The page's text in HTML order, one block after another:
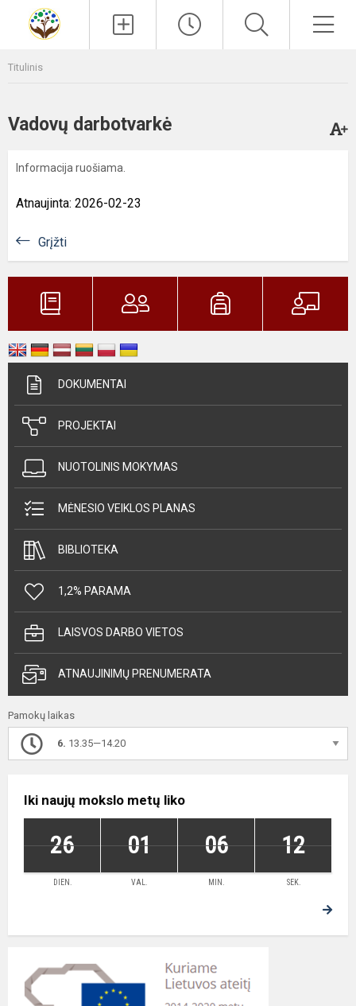
Titulinis
Vadovų darbotvarkė
Informacija ruošiama.
Atnaujinta: 2026-02-23
Grįžti
DOKUMENTAI
PROJEKTAI
NUOTOLINIS MOKYMAS
MĖNESIO VEIKLOS PLANAS
BIBLIOTEKA
1,2% PARAMA
LAISVOS DARBO VIETOS
ATNAUJINIMŲ PRENUMERATA
Pamokų laikas
6. 13.35—14.20
Iki naujų mokslo metų liko
26 01 06 12
DIEN. VAL. MIN. SEK.